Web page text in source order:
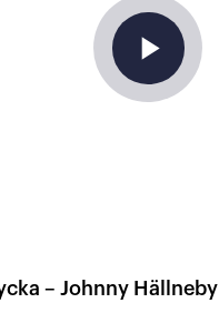
play_arrow
– Johnny Hällneby